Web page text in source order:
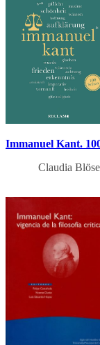
Immanuel Kant.
Claudia